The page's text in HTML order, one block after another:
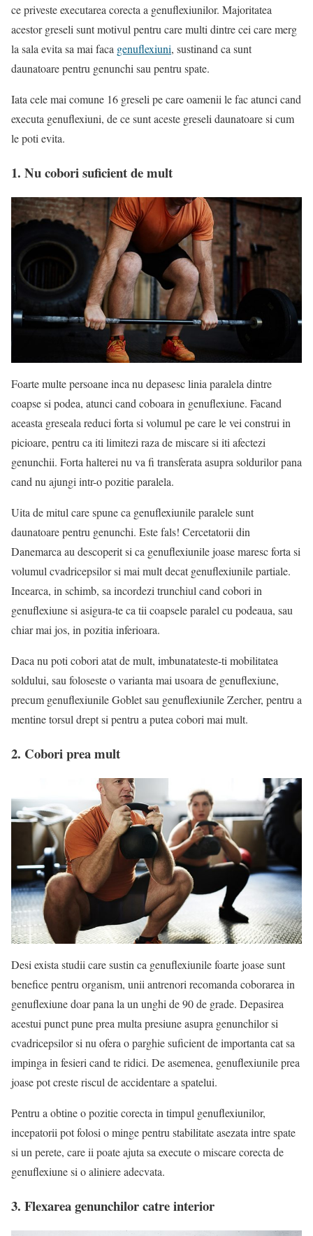
ce priveste executarea corecta a genuflexiunilor. Majoritatea
acestor greseli sunt motivul pentru care multi dintre cei care merg
la sala evita sa mai faca genuflexiuni, sustinand ca sunt
daunatoare pentru genunchi sau pentru spate.
Iata cele mai comune 16 greseli pe care oamenii le fac atunci cand
executa genuflexiuni, de ce sunt aceste greseli daunatoare si cum
le poti evita.
1. Nu cobori suficient de mult
Foarte multe persoane inca nu depasesc linia paralela dintre
coapse si podea, atunci cand coboara in genuflexiune. Facand
aceasta greseala reduci forta si volumul pe care le vei construi in
picioare, pentru ca iti limitezi raza de miscare si iti afectezi
genunchii. Forta halterei nu va fi transferata asupra soldurilor pana
cand nu ajungi intr-o pozitie paralela.
Uita de mitul care spune ca genuflexiunile paralele sunt
daunatoare pentru genunchi. Este fals! Cercetatorii din
Danemarca au descoperit si ca genuflexiunile joase maresc forta si
volumul cvadricepsilor si mai mult decat genuflexiunile partiale.
Incearca, in schimb, sa incordezi trunchiul cand cobori in
genuflexiune si asigura-te ca tii coapsele paralel cu podeaua, sau
chiar mai jos, in pozitia inferioara.
Daca nu poti cobori atat de mult, imbunatateste-ti mobilitatea
soldului, sau foloseste o varianta mai usoara de genuflexiune,
precum genuflexiunile Goblet sau genuflexiunile Zercher, pentru a
mentine torsul drept si pentru a putea cobori mai mult.
2. Cobori prea mult
Desi exista studii care sustin ca genuflexiunile foarte joase sunt
benefice pentru organism, unii antrenori recomanda coborarea in
genuflexiune doar pana la un unghi de 90 de grade. Depasirea
acestui punct pune prea multa presiune asupra genunchilor si
cvadricepsilor si nu ofera o parghie suficient de importanta cat sa
impinga in fesieri cand te ridici. De asemenea, genuflexiunile prea
joase pot creste riscul de accidentare a spatelui.
Pentru a obtine o pozitie corecta in timpul genuflexiunilor,
incepatorii pot folosi o minge pentru stabilitate asezata intre spate
si un perete, care ii poate ajuta sa execute o miscare corecta de
genuflexiune si o aliniere adecvata.
3. Flexarea genunchilor catre interior